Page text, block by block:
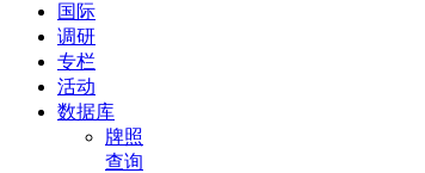
国际
调研
专栏
活动
数据库
牌照
查询